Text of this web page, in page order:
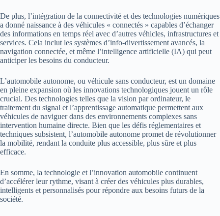
De plus, l’intégration de la connectivité et des technologies numériques
a donné naissance à des véhicules « connectés » capables d’échanger
des informations en temps réel avec d’autres véhicles, infrastructures et
services. Cela inclut les systèmes d’info-divertissement avancés, la
navigation connectée, et même l’intelligence artificielle (IA) qui peut
anticiper les besoins du conducteur.
L’automobile autonome, ou véhicule sans conducteur, est un domaine
en pleine expansion où les innovations technologiques jouent un rôle
crucial. Des technologies telles que la vision par ordinateur, le
traitement du signal et l’apprentissage automatique permettent aux
véhicules de naviguer dans des environnements complexes sans
intervention humaine directe. Bien que les défis réglementaires et
techniques subsistent, l’automobile autonome promet de révolutionner
la mobilité, rendant la conduite plus accessible, plus sûre et plus
efficace.
En somme, la technologie et l’innovation automobile continuent
d’accélérer leur rythme, visant à créer des véhicules plus durables,
intelligents et personnalisés pour répondre aux besoins futurs de la
société.